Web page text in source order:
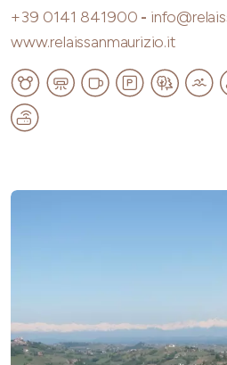
+39 0141 841900 -
www.relaissanmaurizio.it